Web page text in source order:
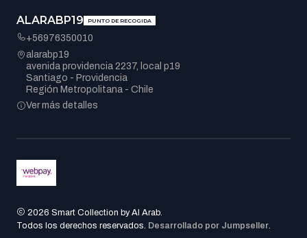
ALARABP19 PUNTO DE RECOGIDA
+56976350010
alarabp19
avenida providencia 2237, local p19
Santiago - Providencia
Región Metropolitana - Chile
Ver más detalles
2026 Smart Collection by Al Arab.
Todos los derechos reservados. Desarrollado por Jumpseller.